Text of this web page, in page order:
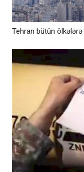
Tehran bütün ölkələrə